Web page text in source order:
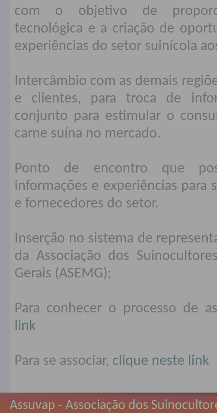
com o objetivo de
tecnológica e a criação de
experiências do setor suinícola
Intercâmbio com as demais
e clientes, para troca de
conjunto para estimular o
carne suína no mercado.
Ponto de encontro que
informações e experiências para
e fornecedores do setor.
Inserção no sistema de
da Associação dos
Gerais (ASEMG);
Para conhecer o processo de
link
Para se associar, clique neste link
Assuvap - Associação dos